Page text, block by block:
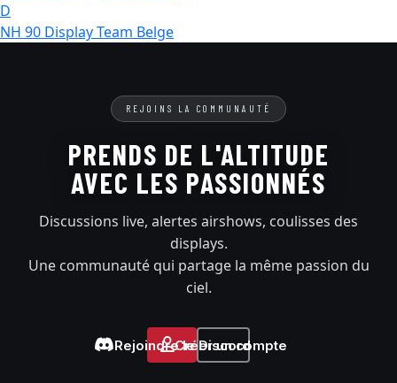
D
NH 90 Display Team Belge
REJOINS LA COMMUNAUTÉ
PRENDS DE L'ALTITUDE
AVEC LES PASSIONNÉS
Discussions live, alertes airshows, coulisses des
displays.
Une communauté qui partage la même passion du
ciel.
Rejoindre le Discord
Créer un compte